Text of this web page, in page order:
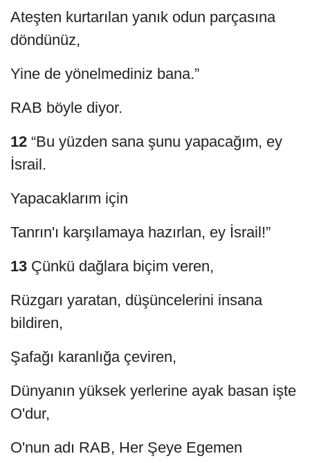
Ateşten kurtarılan yanık odun parçasına
döndünüz,
Yine de yönelmediniz bana.”
RAB böyle diyor.
12 “Bu yüzden sana şunu yapacağım, ey
İsrail.
Yapacaklarım için
Tanrın'ı karşılamaya hazırlan, ey İsrail!”
13 Çünkü dağlara biçim veren,
Rüzgarı yaratan, düşüncelerini insana
bildiren,
Şafağı karanlığa çeviren,
Dünyanın yüksek yerlerine ayak basan işte
O'dur,
O'nun adı RAB, Her Şeye Egemen